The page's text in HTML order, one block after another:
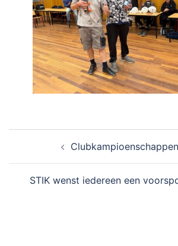
navigatie
STIK wenst iedereen een